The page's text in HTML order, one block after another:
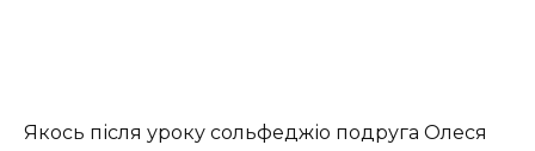
Якось після уроку сольфеджіо подруга Олеся